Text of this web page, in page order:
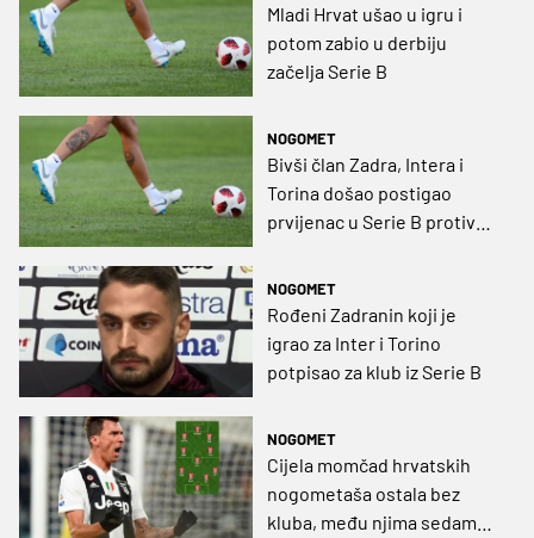
Mladi Hrvat ušao u igru i
potom zabio u derbiju
začelja Serie B
NOGOMET
Bivši član Zadra, Intera i
Torina došao postigao
prvijenac u Serie B protiv
NOGOMET
Rođeni Zadranin koji je
igrao za Inter i Torino
potpisao za klub iz Serie B
NOGOMET
Cijela momčad hrvatskih
nogometaša ostala bez
kluba, među njima sedam